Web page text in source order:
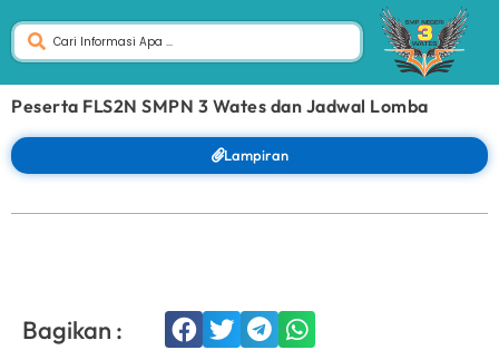
Peserta FLS2N SMPN 3 Wates dan Jadwal Lomba
Lampiran
Bagikan :